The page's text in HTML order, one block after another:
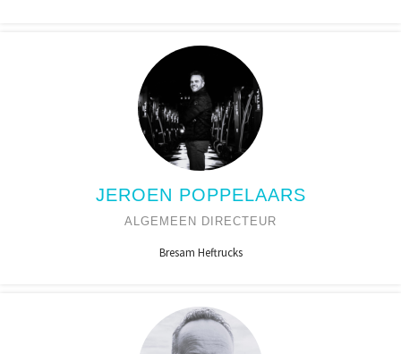
JEROEN POPPELAARS
ALGEMEEN DIRECTEUR
Bresam Heftrucks